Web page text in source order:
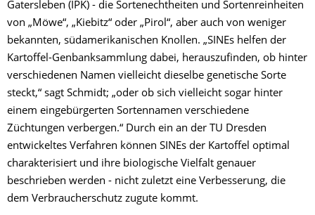
Gatersleben (IPK) - die Sortenechtheiten und Sortenreinheiten
von „Möwe“, „Kiebitz“ oder „Pirol“, aber auch von weniger
bekannten, südamerikanischen Knollen. „SINEs helfen der
Kartoffel-Genbanksammlung dabei, herauszufinden, ob hinter
verschiedenen Namen vielleicht dieselbe genetische Sorte
steckt,“ sagt Schmidt; „oder ob sich vielleicht sogar hinter
einem eingebürgerten Sortennamen verschiedene
Züchtungen verbergen.“ Durch ein an der TU Dresden
entwickeltes Verfahren können SINEs der Kartoffel optimal
charakterisiert und ihre biologische Vielfalt genauer
beschrieben werden - nicht zuletzt eine Verbesserung, die
dem Verbraucherschutz zugute kommt.